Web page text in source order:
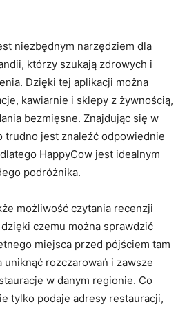
niezbędnym narzędziem dla
którzy szukają zdrowych i
Dzięki tej aplikacji można
‍kawiarnie i ‌sklepy z ‌żywnością,
bezmięsne. Znajdując się w
trudno jest znaleźć odpowiednie
HappyCow jest idealnym⁣
podróżnika.
możliwość ⁤czytania recenzji
czemu⁣ można sprawdzić
miejsca ⁤przed pójściem tam
uniknąć rozczarowań i zawsze​
w‍ danym regionie. Co
tylko podaje adresy restauracji,